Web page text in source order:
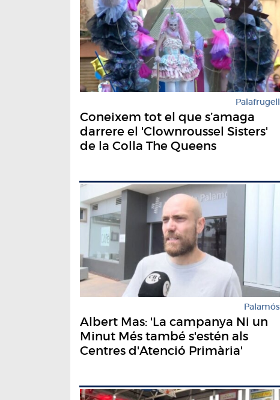
Palafrugell
Coneixem tot el que s’amaga
darrere el 'Clownroussel Sisters'
de la Colla The Queens
Palamós
Albert Mas: 'La campanya Ni un
Minut Més també s'estén als
Centres d'Atenció Primària'